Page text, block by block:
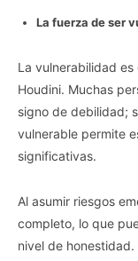
La fuerza de ser
La vulnerabilidad
Houdini. Muchas
signo de debilidad;
vulnerable permite
significativas.
Al asumir riesgos
completo, lo que
nivel de honestidad.